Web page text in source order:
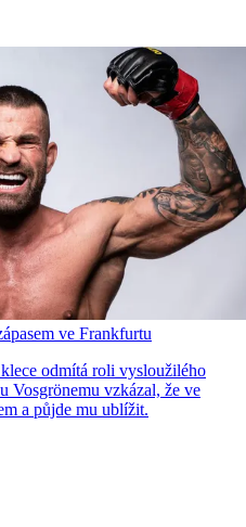
ve Frankfurtu
odmítá roli vysloužilého
Vosgrönemu vzkázal, že ve
a půjde mu ublížit.